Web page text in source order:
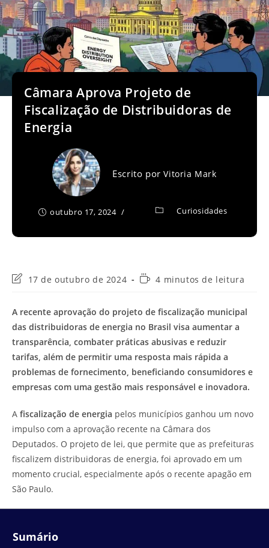
Câmara Aprova Projeto de
Fiscalização de Distribuidoras de
Energia
Escrito porVitoria Mark
outubro 17, 2024 Curiosidades
Última
post:
17 de outubro de 2024
Tempo4 minutos de leitura
A recente aprovação do projeto de fiscalização municipal
das distribuidoras de energia no Brasil visa aumentar a
transparência, combater práticas abusivas e reduzir
tarifas, além de permitir uma resposta mais rápida a
problemas de fornecimento, beneficiando consumidores e
empresas com uma gestão mais responsável e inovadora.
A fiscalização de energia pelos municípios ganhou um novo
impulso com a aprovação recente na Câmara dos
Deputados. O projeto de lei, que permite que as prefeituras
fiscalizem distribuidoras de energia, foi aprovado em um
momento crucial, especialmente após o recente apagão em
São Paulo.
Sumário